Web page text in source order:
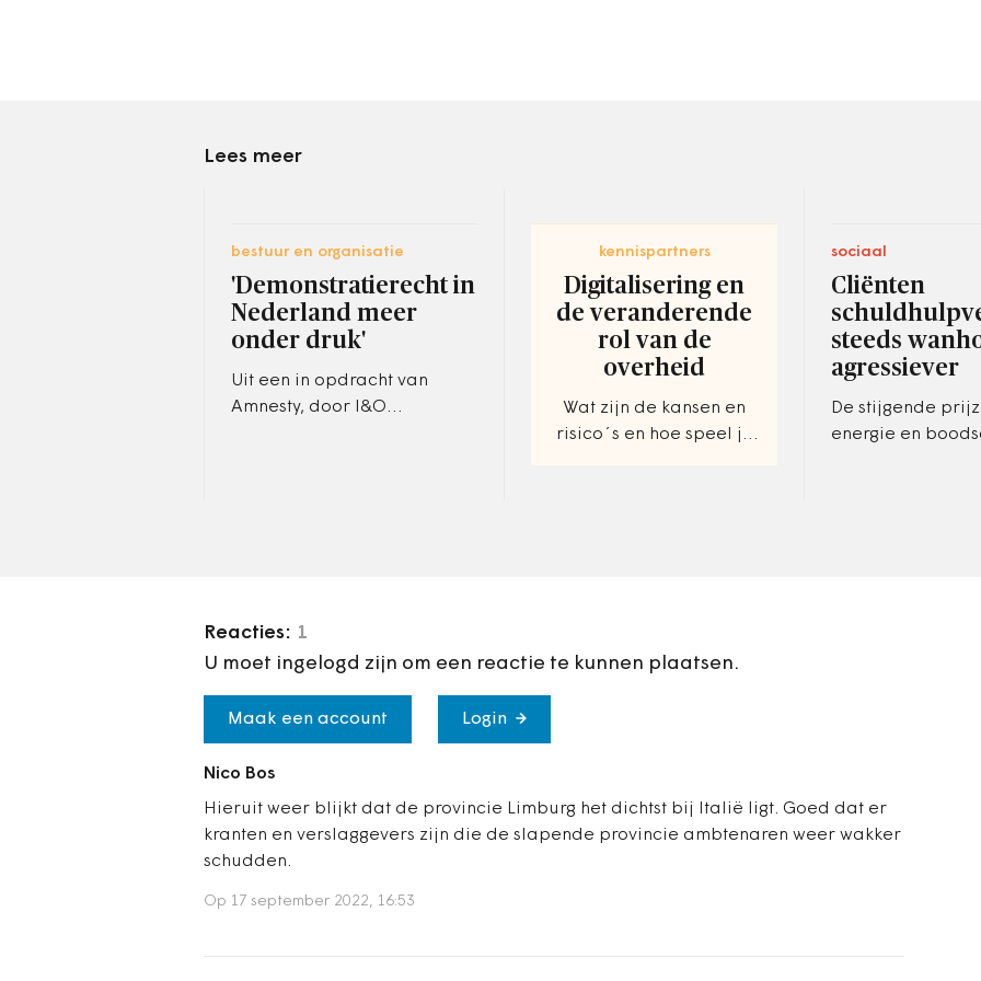
Lees meer
bestuur en organisatie
'Demonstratierecht in
Nederland meer
onder druk'
Uit een in opdracht van
Amnesty, door I&O
kennispartners
Digitalisering en
de veranderende
rol van de
overheid
Wat zijn de kansen en
risico´s en hoe speel je
sociaal
Cliënten
steeds
agressiever
De stijgende
energie en
Reacties: 1
U moet ingelogd zijn om een reactie te kunnen plaatsen.
Maak een account Login
Nico Bos
Hieruit weer blijkt dat de provincie Limburg het dichtst bij Italië ligt. Goed dat er
kranten en verslaggevers zijn die de slapende provincie ambtenaren weer wakker
schudden.
Op 17 september 2022, 16:53